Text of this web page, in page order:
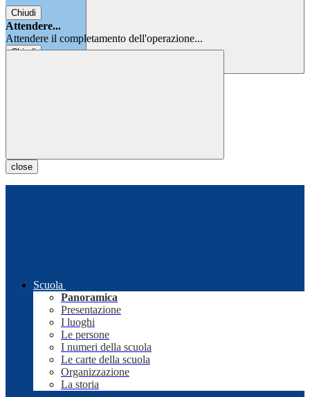
Chiudi
Attendere...
Attendere il completamento dell'operazione...
Chiudi
close
Scuola
Panoramica
Presentazione
I luoghi
Le persone
I numeri della scuola
Le carte della scuola
Organizzazione
La storia